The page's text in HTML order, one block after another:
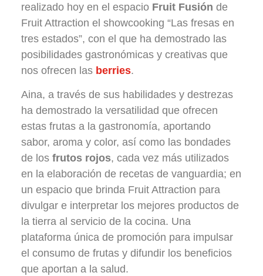
realizado hoy en el espacio Fruit Fusión de
Fruit Attraction el showcooking “Las fresas en
tres estados”, con el que ha demostrado las
posibilidades gastronómicas y creativas que
nos ofrecen las berries.
Aina, a través de sus habilidades y destrezas
ha demostrado la versatilidad que ofrecen
estas frutas a la gastronomía, aportando
sabor, aroma y color, así como las bondades
de los frutos rojos, cada vez más utilizados
en la elaboración de recetas de vanguardia; en
un espacio que brinda Fruit Attraction para
divulgar e interpretar los mejores productos de
la tierra al servicio de la cocina. Una
plataforma única de promoción para impulsar
el consumo de frutas y difundir los beneficios
que aportan a la salud.